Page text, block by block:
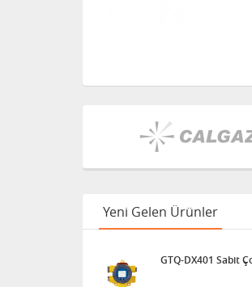
Yeni Gelen Ürünler
GTQ-DX401 Sabit